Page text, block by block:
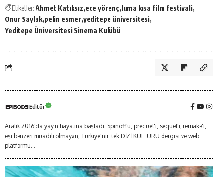
Etiketler: Ahmet Katıksız ece yörenç luma kısa film festivali
Onur Saylak pelin esmer yeditepe üniversitesi
Yeditepe Üniversitesi Sinema Kulübü
Editör
Aralık 2016'da yayın hayatına başladı. Spinoff'u, prequel'i, sequel'i, remake'i,
eşi benzeri muadili olmayan, Türkiye'nin tek DİZİ KÜLTÜRÜ dergisi ve web
platformu...